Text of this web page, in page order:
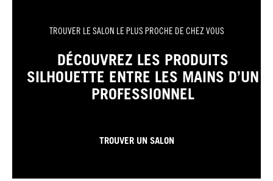
TROUVER LE SALON LE PLUS PROCHE DE CHEZ VOUS
DÉCOUVREZ LES PRODUITS
SILHOUETTE ENTRE LES MAINS D’UN
PROFESSIONNEL
TROUVER UN SALON